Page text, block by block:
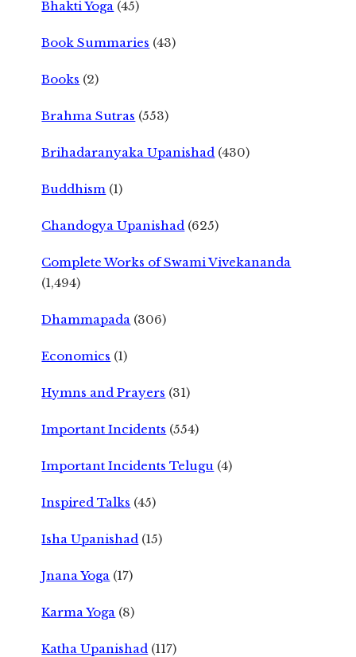
Bhakti Yoga (45)
Book Summaries (43)
Books (2)
Brahma Sutras (553)
Brihadaranyaka Upanishad (430)
Buddhism (1)
Chandogya Upanishad (625)
Complete Works of Swami Vivekananda
(1,494)
Dhammapada (306)
Economics (1)
Hymns and Prayers (31)
Important Incidents (554)
Important Incidents Telugu (4)
Inspired Talks (45)
Isha Upanishad (15)
Jnana Yoga (17)
Karma Yoga (8)
Katha Upanishad (117)